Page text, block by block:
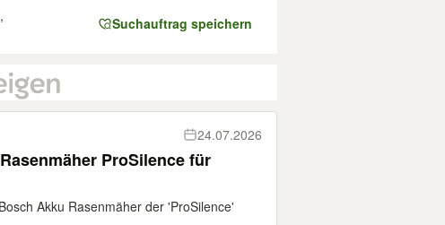
Suchauftrag speichern
24.07.2026
ProSilence für
Akku Rasenmäher der 'ProSilence'